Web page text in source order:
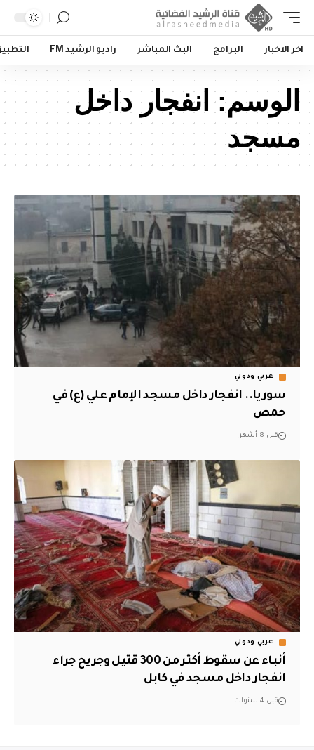
اخر الاخبار البرامج البث المباشر راديو الرشيد FM
الوسم: انفجار داخل
مسجد
عربي ودولي
سوريا.. انفجار داخل مسجد الإمام علي (ع) في
حمص
قبل 8 أشهر
عربي ودولي
أنباء عن سقوط أكثر من 300 قتيل وجريح جراء
انفجار داخل مسجد في كابل
قبل 4 سنوات